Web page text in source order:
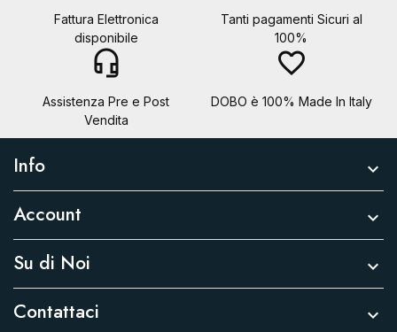
Fattura Elettronica
disponibile
Tanti pagamenti Sicuri al
100%
headset_mic
Assistenza Pre e Post
Vendita
favorite_border
DOBO è 100% Made In Italy
Info 
Account 
Su di Noi 
Contattaci 